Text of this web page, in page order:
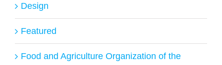
Design
Featured
Food and Agriculture Organization of the